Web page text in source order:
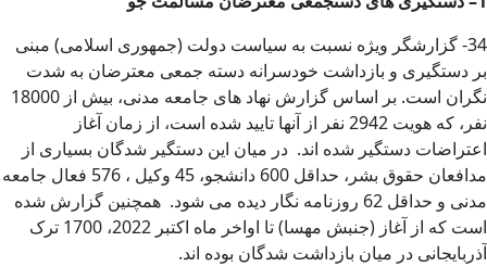
34- گزارشگر ویژه نسبت به سیاست دولت (جمهوری اسلامی) مبنی
بر دستگیری و بازداشت خودسرانه دسته جمعی معترضان به شدت
نگران است. بر اساس گزارش نهاد های جامعه مدنی، بیش از 18000
نفر، که هویت 2942 نفر از آنها تایید شده است، از زمان آغاز
اعتراضات دستگیر شده اند. در میان این دستگیر شدگان بسیاری از
مدافعان حقوق بشر، حداقل 600 دانشجو، 45 وکیل ، 576 فعال جامعه
مدنی و حداقل 62 روزنامه نگار دیده می شود. همچنین گزارش شده
است که از آغاز (جنبش مهسا) تا اواخر ماه اکتبر 2022، 1700 ترک
آذربایجانی در میان بازداشت شدگان بوده اند.